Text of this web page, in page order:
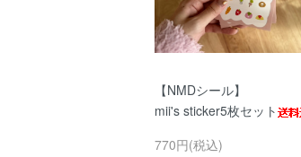
【NMDシール】
mii's sticker5枚セット
770円(税込)